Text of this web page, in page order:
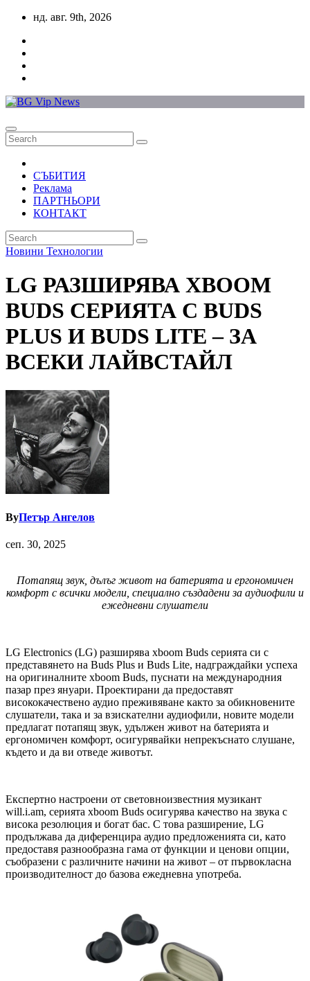
Skip
content
нд. авг. 9th, 2026
СЪБИТИЯ
Реклама
ПАРТНЬОРИ
КОНТАКТ
Новини Технологии
LG РАЗШИРЯВА XBOOM
BUDS СЕРИЯТА С BUDS
PLUS И BUDS LITE – ЗА
ВСЕКИ ЛАЙВСТАЙЛ
ByПетър Ангелов
сеп. 30, 2025
Потапящ звук, дълъг живот на батерията и ергономичен
комфорт с всички модели, специално създадени за аудиофили и
ежедневни слушатели
LG Electronics (LG) разширява xboom Buds серията си с
представянето на Buds Plus и Buds Lite, надграждайки успеха
на оригиналните xboom Buds, пуснати на международния
пазар през януари. Проектирани да предоставят
висококачествено аудио преживяване както за обикновените
слушатели, така и за взискателни аудиофили, новите модели
предлагат потапящ звук, удължен живот на батерията и
ергономичен комфорт, осигурявайки непрекъснато слушане,
където и да ви отведе животът.
Експертно настроени от световноизвестния музикант
will.i.am, серията xboom Buds осигурява качество на звука с
висока резолюция и богат бас. С това разширение, LG
продължава да диференцира аудио предложенията си, като
предоставя разнообразна гама от функции и ценови опции,
съобразени с различните начини на живот – от първокласна
производителност до базова ежедневна употреба.